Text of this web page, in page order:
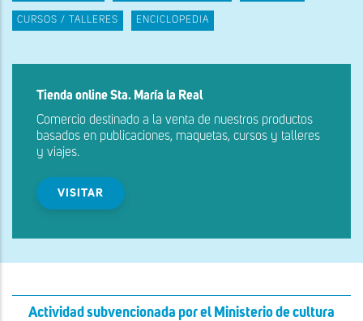
CURSOS / TALLERES ENCICLOPEDIA
Tienda online Sta. María la Real
Comercio destinado a la venta de nuestros productos
basados en publicaciones, maquetas, cursos y talleres
y viajes.
VISITAR
Actividad subvencionada por el Ministerio de cultura